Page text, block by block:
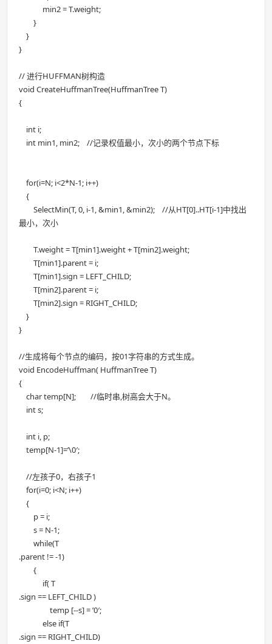
min2 = T.weight;
}
}
}
// 进行HUFFMAN树构造
void CreateHuffmanTree(HuffmanTree T)
{
int i;
int min1, min2; //记录权值最小，次小的两个节点下标
for(i=N; i<2*N-1; i++)
{
SelectMin(T, 0, i-1, &min1, &min2); //从HT[0]..HT[i-1]中找出
最小，次小
T.weight = T[min1].weight + T[min2].weight;
T[min1].parent = i;
T[min1].sign = LEFT_CHILD;
T[min2].parent = i;
T[min2].sign = RIGHT_CHILD;
}
}
//生成将每个节点的编码，按01字符串的方式生成。
void EncodeHuffman( HuffmanTree T)
{
char temp[N]; //临时串,树高会大于N。
int s;
int i, p;
temp[N-1]=’\0′;
//左孩子0，右孩子1
for(i=0; i<N; i++)
{
p = i;
s = N-1;
while(T
.parent != -1)
{
if( T
.sign == LEFT_CHILD )
temp [--s] = ’0′;
else if(T
.sign == RIGHT_CHILD)